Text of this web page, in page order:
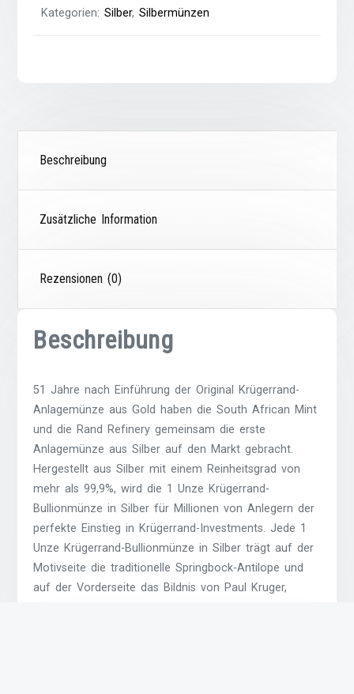
Kategorien:Silber,Silbermünzen
Beschreibung
Zusätzliche Information
Rezensionen (0)
Beschreibung
51 Jahre nach Einführung der Original Krügerrand-
Anlagemünze aus Gold haben die South African Mint
und die Rand Refinery gemeinsam die erste
Anlagemünze aus Silber auf den Markt gebracht.
Hergestellt aus Silber mit einem Reinheitsgrad von
mehr als 99,9%, wird die 1 Unze Krügerrand-
Bullionmünze in Silber für Millionen von Anlegern der
perfekte Einstieg in Krügerrand-Investments. Jede 1
Unze Krügerrand-Bullionmünze in Silber trägt auf der
Motivseite die traditionelle Springbock-Antilope und
auf der Vorderseite das Bildnis von Paul Kruger,